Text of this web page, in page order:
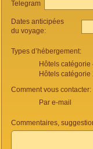
Telegram
Dates anticipées
du voyage:
Types d’hébergement:
Hôtels
Hôtels
Comment vous contacter:
Par e-mail
Commentaires,